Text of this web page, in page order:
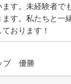
す。未経験者で
す。私たちと一
おります！
プ 優勝